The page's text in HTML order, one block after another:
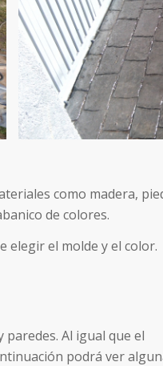
como madera,
de colores.
elegir el molde y el color.
Al igual que el
podrá ver